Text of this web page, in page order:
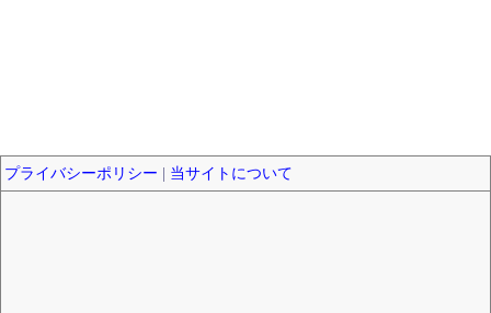
プライバシーポリシー 当サイトについて